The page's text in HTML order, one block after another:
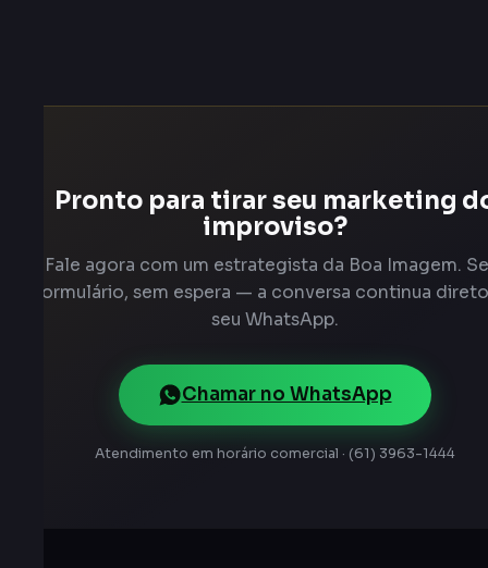
Pronto para tirar seu marketing
improviso?
Fale agora com um estrategista da Boa Imagem.
formulário, sem espera — a conversa continua
seu WhatsApp.
Chamar no WhatsApp
Atendimento em horário comercial · (61) 3963-1444